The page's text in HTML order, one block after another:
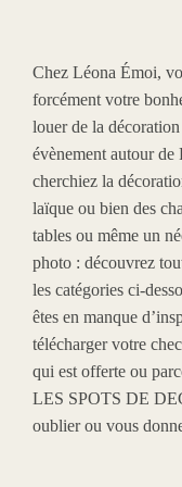
Chez Léona Émoi,
forcément votre
louer de la
évènement autour
cherchiez la
laïque ou bien des
tables ou même un
photo : découvrez
les catégories ci-
êtes en manque
télécharger votre
qui est offerte ou
LES SPOTS DE
oublier ou vous